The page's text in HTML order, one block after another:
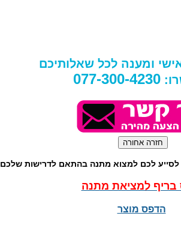
ומענה לכל שאלותיכם
077-300-4230
לסייע לכם למצוא מתנה בהתאם לדרישות שלכם
בריף למציאת מתנה
הדפס מוצר